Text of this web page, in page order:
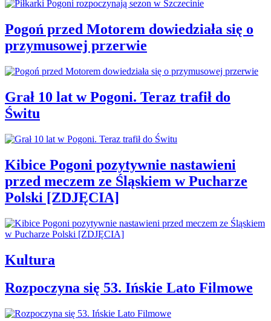
Pogoń przed Motorem dowiedziała się o
przymusowej przerwie
Grał 10 lat w Pogoni. Teraz trafił do
Świtu
Kibice Pogoni pozytywnie nastawieni
przed meczem ze Śląskiem w Pucharze
Polski [ZDJĘCIA]
Kultura
Rozpoczyna się 53. Ińskie Lato Filmowe